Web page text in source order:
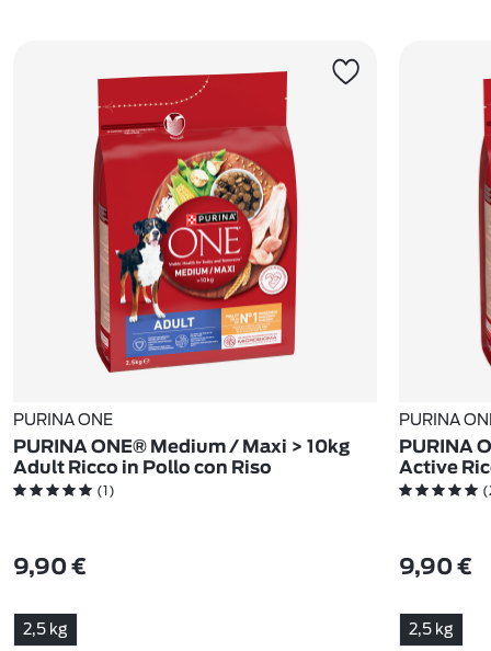
PURINA ONE
PURINA ONE® Medium / Maxi > 10kg
Adult Ricco in Pollo con Riso
(1)
9,90 €
2,5 kg
PURINA
PURINA
Active
9,90 €
2,5 kg